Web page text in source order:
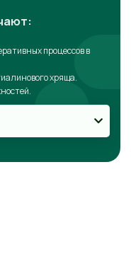
процессов в
хряща.